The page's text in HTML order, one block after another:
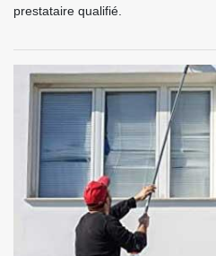
prestataire qualifié.